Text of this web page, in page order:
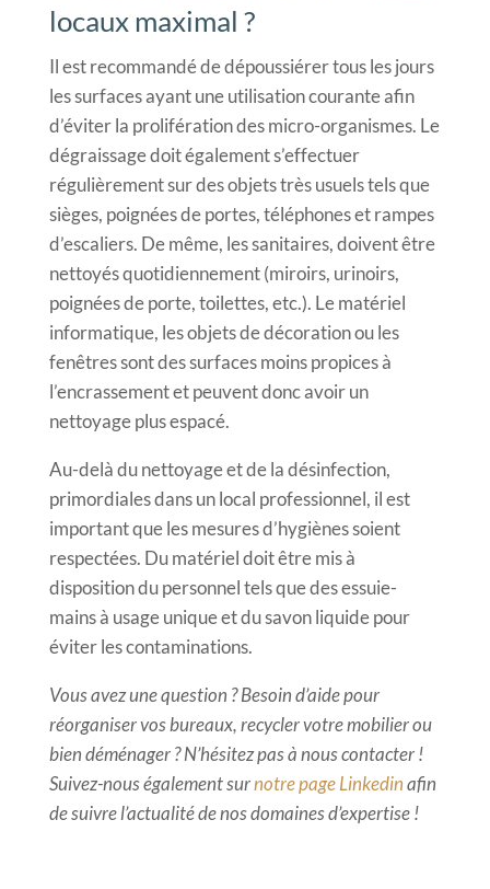
locaux maximal ?
Il est recommandé de dépoussiérer tous les jours
les surfaces ayant une utilisation courante afin
d’éviter la prolifération des micro-organismes. Le
dégraissage doit également s’effectuer
régulièrement sur des objets très usuels tels que
sièges, poignées de portes, téléphones et rampes
d’escaliers. De même, les sanitaires, doivent être
nettoyés quotidiennement (miroirs, urinoirs,
poignées de porte, toilettes, etc.). Le matériel
informatique, les objets de décoration ou les
fenêtres sont des surfaces moins propices à
l’encrassement et peuvent donc avoir un
nettoyage plus espacé.
Au-delà du nettoyage et de la désinfection,
primordiales dans un local professionnel, il est
important que les mesures d’hygiènes soient
respectées. Du matériel doit être mis à
disposition du personnel tels que des essuie-
mains à usage unique et du savon liquide pour
éviter les contaminations.
Vous avez une question ? Besoin d’aide pour
réorganiser vos bureaux, recycler votre mobilier ou
bien déménager ? N’hésitez pas à nous contacter !
Suivez-nous également surnotre page Linkedinafin
de suivre l’actualité de nos domaines d’expertise !